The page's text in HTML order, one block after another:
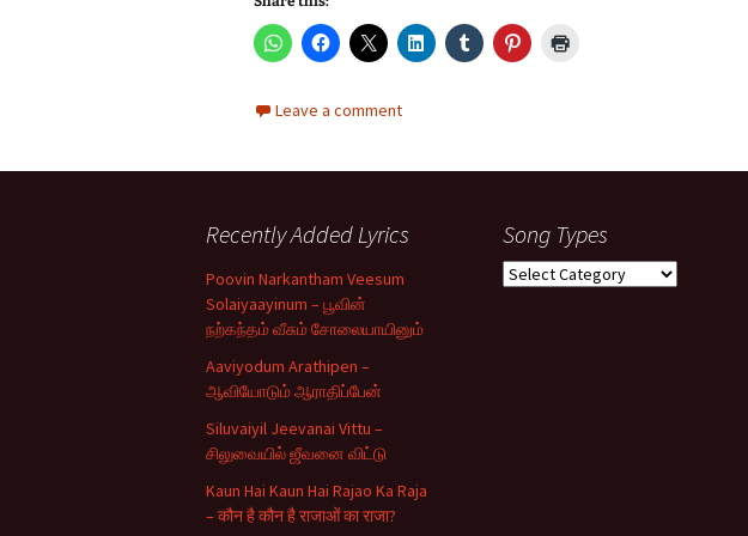
Leave a comment
Recently Added Lyrics
Poovin Narkantham Veesum
Solaiyaayinum – பூவின்
நற்கந்தம் வீசும் சோலையாயினும்
Aaviyodum Arathipen –
ஆவியோடும் ஆராதிப்பேன்
Siluvaiyil Jeevanai Vittu –
சிலுவையில் ஜீவனை விட்டு
Kaun Hai Kaun Hai Rajao Ka Raja
– कौन है कौन है राजाओं का राजा?
Song Types
Song